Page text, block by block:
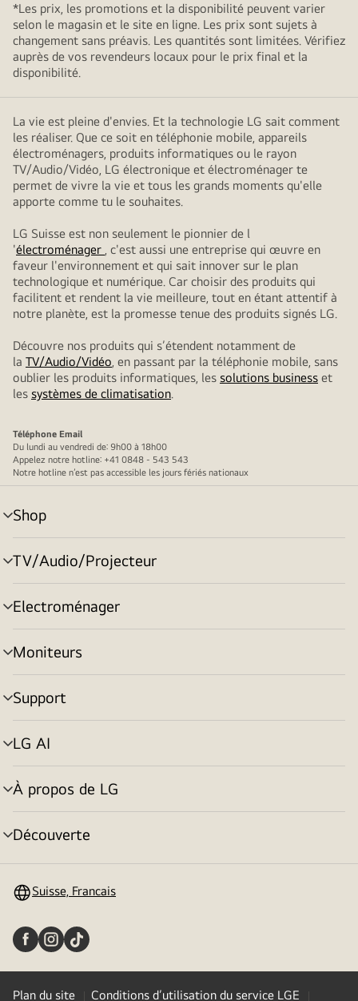
*Les prix, les promotions et la disponibilité peuvent varier
selon le magasin et le site en ligne. Les prix sont sujets à
changement sans préavis. Les quantités sont limitées. Vérifiez
auprès de vos revendeurs locaux pour le prix final et la
disponibilité.
La vie est pleine d'envies. Et la technologie LG sait comment
les réaliser. Que ce soit en téléphonie mobile, appareils
électroménagers, produits informatiques ou le rayon
TV/Audio/Vidéo, LG électronique et électroménager te
permet de vivre la vie et tous les grands moments qu'elle
apporte comme tu le souhaites.
LG Suisse est non seulement le pionnier de l
'électroménager , c'est aussi une entreprise qui œuvre en
faveur l'environnement et qui sait innover sur le plan
technologique et numérique. Car choisir des produits qui
facilitent et rendent la vie meilleure, tout en étant attentif à
notre planète, est la promesse tenue des produits signés LG.
Découvre nos produits qui s’étendent notamment de
la TV/Audio/Vidéo, en passant par la téléphonie mobile, sans
oublier les produits informatiques, les solutions business et
les systèmes de climatisation.
Téléphone Email
Du lundi au vendredi de: 9h00 à 18h00
Appelez notre hotline: +41 0848 - 543 543
Notre hotline n’est pas accessible les jours fériés nationaux
Shop
menu
déroulant
TV/Audio/Projecteur
menu
déroulant
Electroménager
menu
déroulant
Moniteurs
menu
déroulant
Support
menu
déroulant
LG AI
menu
déroulant
À propos de LG
menu
déroulant
Découverte
menu
Suisse, Francais
Plan du site Conditions d’utilisation du service LGE